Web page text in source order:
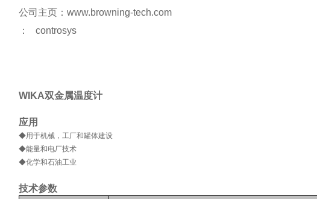
公司主页： www.browning-tech.com
： controsys
WIKA双金属温度计
应用
◆用于机械，工厂和罐体建设
◆能量和电厂技术
◆化学和石油工业
技术参数